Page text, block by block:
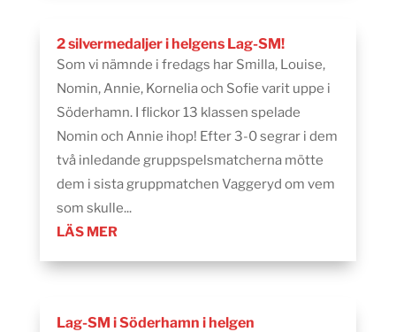
2 silvermedaljer i helgens Lag-SM!
Som vi nämnde i fredags har Smilla, Louise,
Nomin, Annie, Kornelia och Sofie varit uppe i
Söderhamn. I flickor 13 klassen spelade
Nomin och Annie ihop! Efter 3-0 segrar i dem
två inledande gruppspelsmatcherna mötte
dem i sista gruppmatchen Vaggeryd om vem
som skulle...
LÄS MER
Lag-SM i Söderhamn i helgen